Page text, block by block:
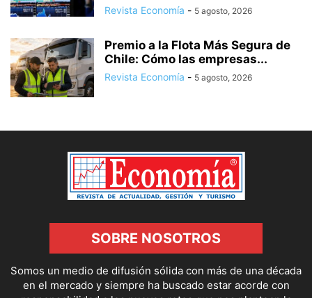
Revista Economía - 5 agosto, 2026
Premio a la Flota Más Segura de
Chile: Cómo las empresas...
Revista Economía - 5 agosto, 2026
SOBRE NOSOTROS
Somos un medio de difusión sólida con más de una década
en el mercado y siempre ha buscado estar acorde con